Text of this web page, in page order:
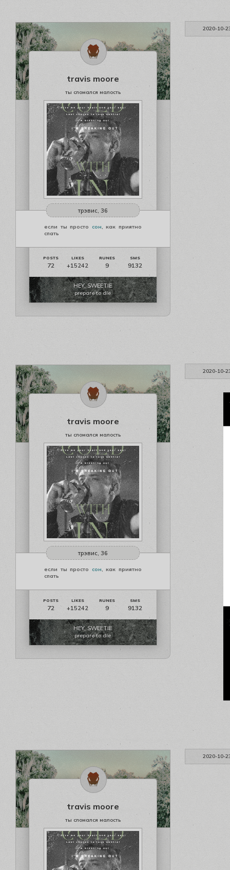
2020-10-
travis moore
ты сломался малость
трэвис, 36
если ты просто сон, как приятно
спать
72 +15242 9 9132
HEY, SWEETIE
prepare to die
2020-10-
travis moore
ты сломался малость
трэвис, 36
если ты просто сон, как приятно
спать
72 +15242 9 9132
HEY, SWEETIE
prepare to die
2020-10-
travis moore
ты сломался малость